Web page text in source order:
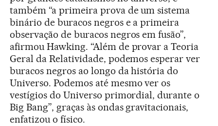
também “a primeira prova de um sistema
binário de buracos negros e a primeira
observação de buracos negros em fusão”,
afirmou Hawking. “Além de provar a Teoria
Geral da Relatividade, podemos esperar ver
buracos negros ao longo da história do
Universo. Podemos até mesmo ver os
vestígios do Universo primordial, durante o
Big Bang”, graças às ondas gravitacionais,
enfatizou o físico.